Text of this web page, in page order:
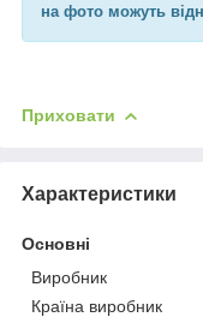
на фото можуть
Приховати
Характеристики
Основні
Виробник
Країна виробник